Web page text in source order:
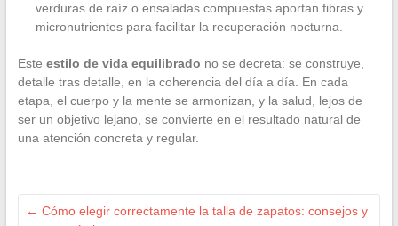
verduras de raíz o ensaladas compuestas aportan fibras y
micronutrientes para facilitar la recuperación nocturna.
Este estilo de vida equilibrado no se decreta: se construye,
detalle tras detalle, en la coherencia del día a día. En cada
etapa, el cuerpo y la mente se armonizan, y la salud, lejos de
ser un objetivo lejano, se convierte en el resultado natural de
una atención concreta y regular.
← Cómo elegir correctamente la talla de zapatos: consejos y